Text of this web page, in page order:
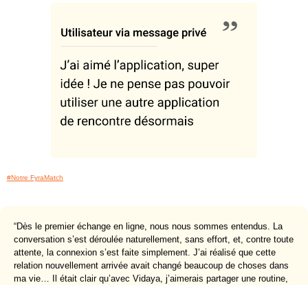
#Notre FyraMatch
“Dès le premier échange en ligne, nous nous sommes entendus. La
conversation s’est déroulée naturellement, sans effort, et, contre toute
attente, la connexion s’est faite simplement. J’ai réalisé que cette
relation nouvellement arrivée avait changé beaucoup de choses dans
ma vie… Il était clair qu’avec Vidaya, j’aimerais partager une routine,